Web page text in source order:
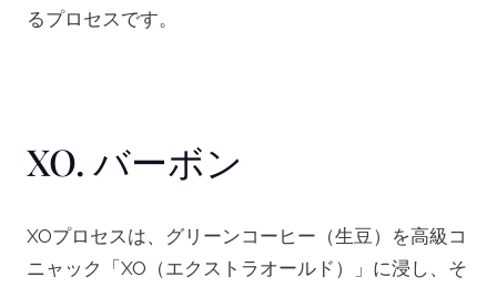
るプロセスです。
XO. バーボン
XOプロセスは、グリーンコーヒー（生豆）を高級コ
ニャック「XO（エクストラオールド）」に浸し、そ